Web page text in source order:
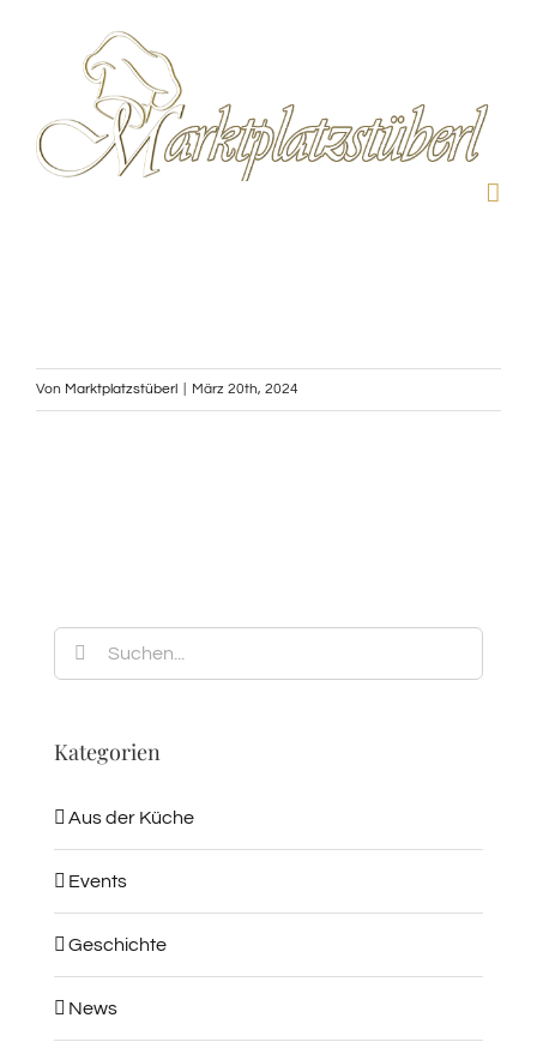
Von Marktplatzstüberl März 20th, 2024
Suche
nach:
Kategorien
Aus der Küche
Events
Geschichte
News